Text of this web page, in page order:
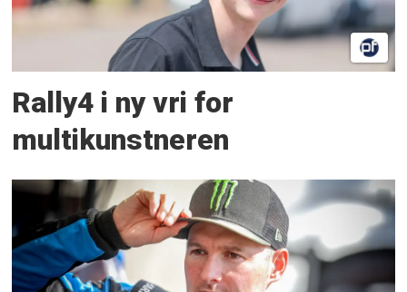
Rally4 i ny vri for
multikunstneren